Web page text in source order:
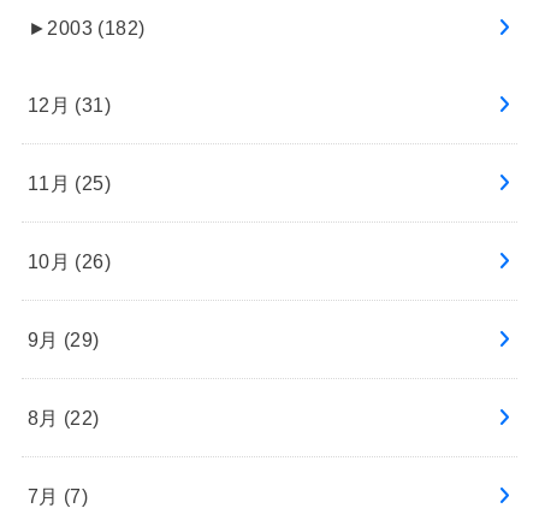
► 2003 (182)
12月 (31)
11月 (25)
10月 (26)
9月 (29)
8月 (22)
7月 (7)